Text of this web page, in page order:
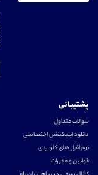
پشتیبانی
سوالات متداول
دانلود اپلیکیشن اختصاصی
نرم افزار های کاربردی
قوانین و مقررات